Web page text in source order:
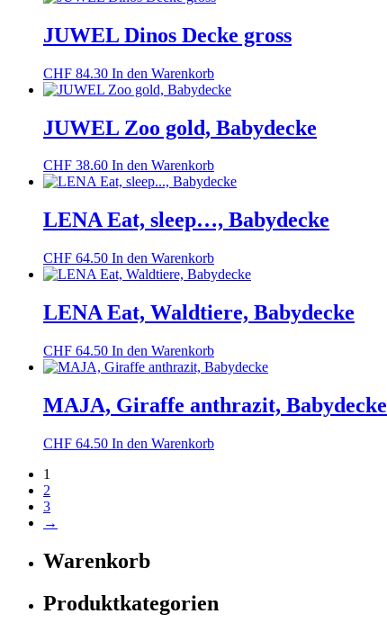
JUWEL Dinos Decke gross
CHF 84.30 In den Warenkorb
JUWEL Zoo gold, Babydecke
CHF 38.60 In den Warenkorb
LENA Eat, sleep…, Babydecke
CHF 64.50 In den Warenkorb
LENA Eat, Waldtiere, Babydecke
CHF 64.50 In den Warenkorb
MAJA, Giraffe anthrazit, Babydecke
CHF 64.50 In den Warenkorb
1
2
3
→
Warenkorb
Produktkategorien